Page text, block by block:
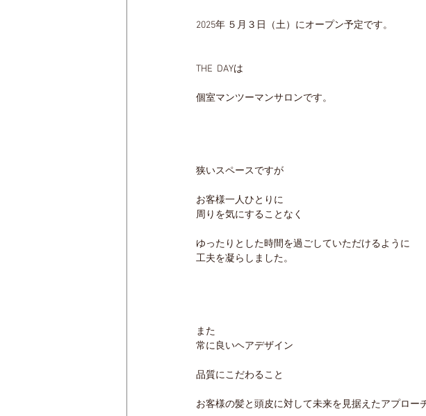
2025年 ５月３日（土）にオープン予定です。
THE  DAYは
個室マンツーマンサロンです。
狭いスペースですが
お客様一人ひとりに
周りを気にすることなく
ゆったりとした時間を過ごしていただけるように
工夫を凝らしました。
また
常に良いヘアデザイン
品質にこだわること
お客様の髪と頭皮に対して未来を見据えたアプロー